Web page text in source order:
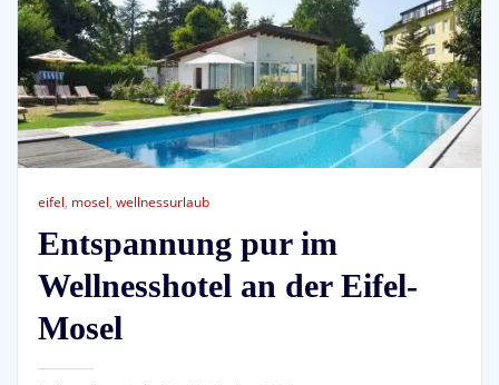
eifel, mosel, wellnessurlaub
Entspannung pur im
Wellnesshotel an der Eifel-
Mosel